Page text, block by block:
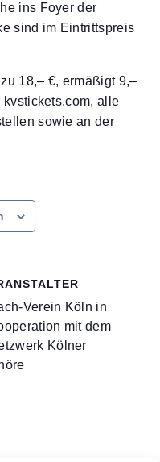
ins Foyer der
sind im Eintrittspreis
18,– €, ermäßigt 9,–
alle
sowie an der
Verein Köln in
mit dem
Kölner